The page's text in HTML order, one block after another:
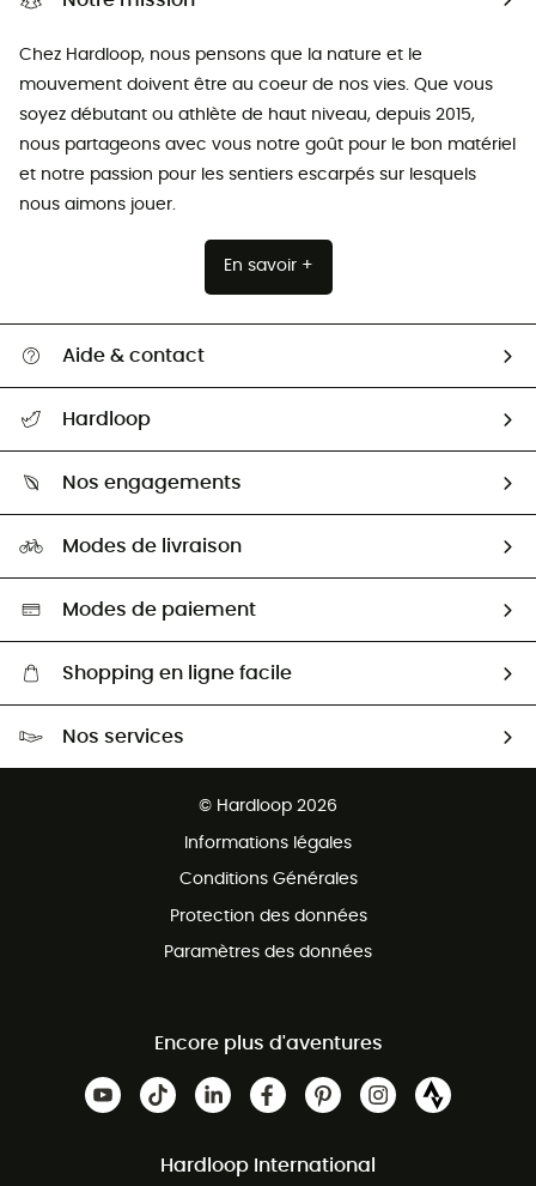
Chez Hardloop, nous pensons que la nature et le
mouvement doivent être au coeur de nos vies. Que vous
soyez débutant ou athlète de haut niveau, depuis 2015,
nous partageons avec vous notre goût pour le bon matériel
et notre passion pour les sentiers escarpés sur lesquels
nous aimons jouer.
En savoir +
Aide & contact
Retour & remboursement
Guide des tailles
Seconde Main
Aide & Contact
Hardloop
HardGuides
Nos engagements
Sélection éco-responsable
Modes de livraison
Modes de paiement
Shopping en ligne facile
Nos services
© Hardloop 2026
Informations légales
Conditions Générales
Protection des données
Paramètres des données
Encore plus d'aventures
Hardloop International